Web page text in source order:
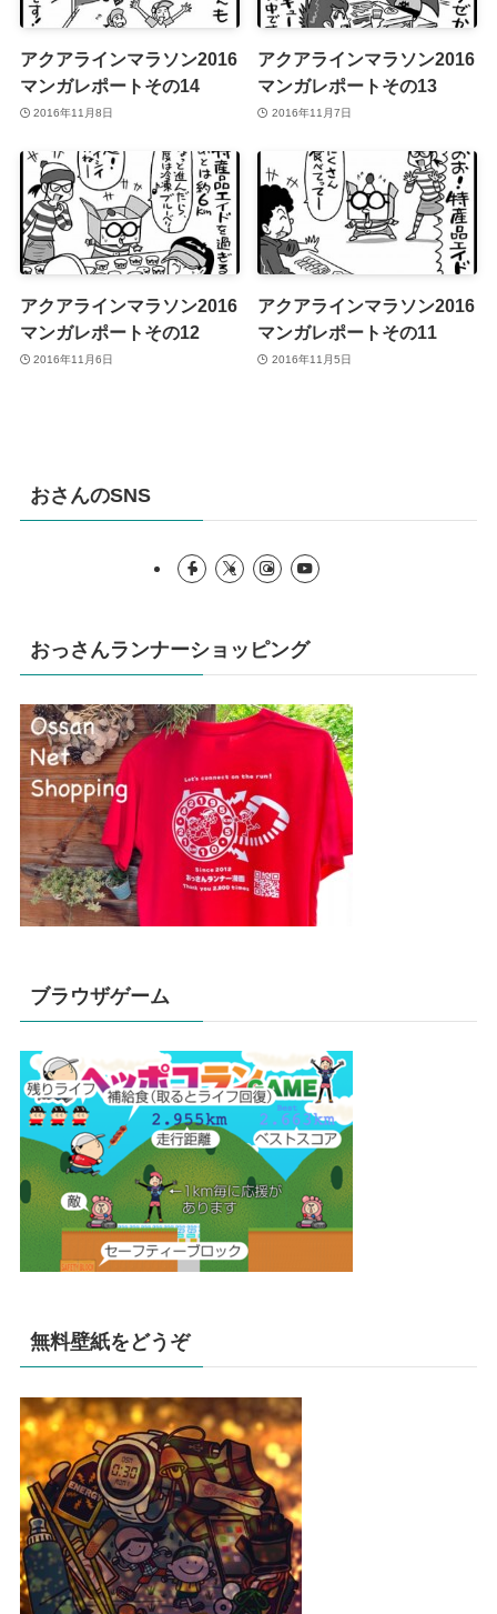
アクアラインマラソン2016
マンガレポートその14
2016年11月8日
アクアラインマラソン2016
マンガレポートその13
2016年11月7日
アクアラインマラソン2016
マンガレポートその12
2016年11月6日
アクアラインマラソン2016
マンガレポートその11
2016年11月5日
おさんのSNS
おっさんランナーショッピング
ブラウザゲーム
無料壁紙をどうぞ